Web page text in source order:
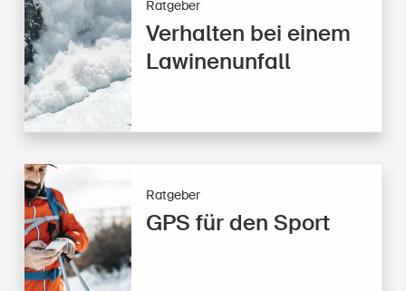
Ratgeber
Verhalten bei einem
Lawinenunfall
Ratgeber
GPS für den Sport